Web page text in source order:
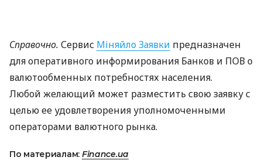
Справочно. Сервис Міняйло Заявки предназначен
для оперативного информирования Банков и ПОВо
валютообменных потребностях населения.
Любой желающий может разместить свою заявку с
целью ее удовлетворения уполномоченными
операторами валютного рынка.
По материалам: Finance.ua